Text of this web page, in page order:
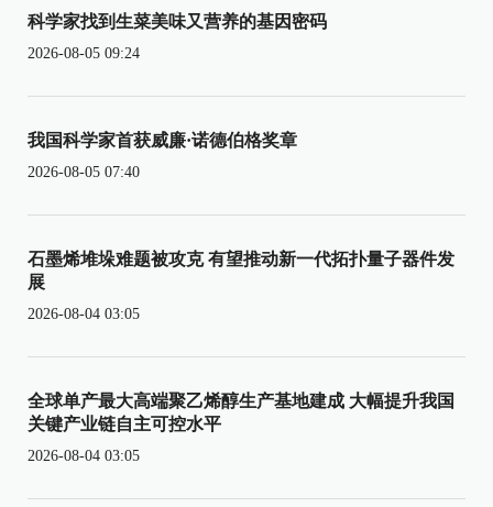
科学家找到生菜美味又营养的基因密码
2026-08-05 09:24
我国科学家首获威廉·诺德伯格奖章
2026-08-05 07:40
石墨烯堆垛难题被攻克 有望推动新一代拓扑量子器件发
展
2026-08-04 03:05
全球单产最大高端聚乙烯醇生产基地建成 大幅提升我国
关键产业链自主可控水平
2026-08-04 03:05